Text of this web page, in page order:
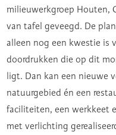
milieuwerkgroep Houten,
van tafel geveegd. De
alleen nog een kwestie is
doordrukken die op dit
ligt. Dan kan een nieuwe
natuurgebied én een
faciliteiten, een werkkeet
met verlichting